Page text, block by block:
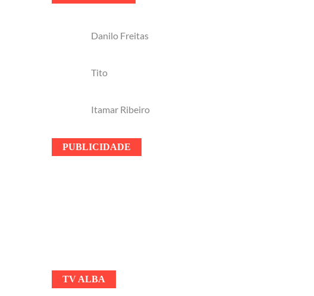
Danilo Freitas
Tito
Itamar Ribeiro
PUBLICIDADE
TV ALBA